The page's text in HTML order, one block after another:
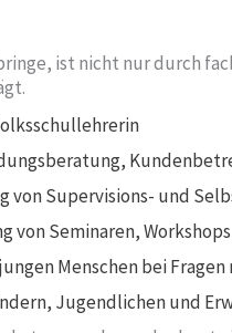
ist nicht nur durch
von Supervisions- und
von Seminaren,
Menschen bei
Jugendlichen und